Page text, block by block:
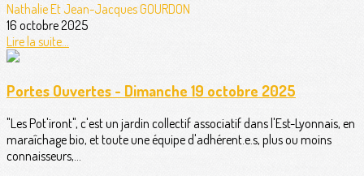
Nathalie Et Jean-Jacques GOURDON
16 octobre 2025
Lire la suite...
Portes Ouvertes - Dimanche 19 octobre 2025
"Les Pot'iront", c'est un jardin collectif associatif dans l'Est-Lyonnais, en
maraîchage bio, et toute une équipe d'adhérent.e.s, plus ou moins
connaisseurs,...